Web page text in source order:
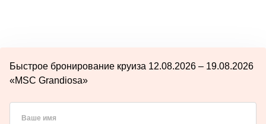
Быстрое бронирование круиза 12.08.2026 – 19.08.2026
«MSC Grandiosa»
Ваше имя